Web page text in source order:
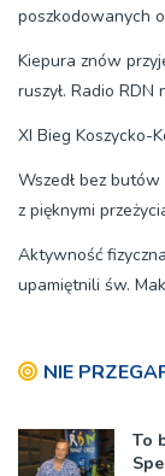
poszkodowanych
Kiepura znów
ruszył. Radio
XI Bieg Koszycko-
Wszedł bez
z pięknymi
Aktywność
upamiętnili św.
NIE
To